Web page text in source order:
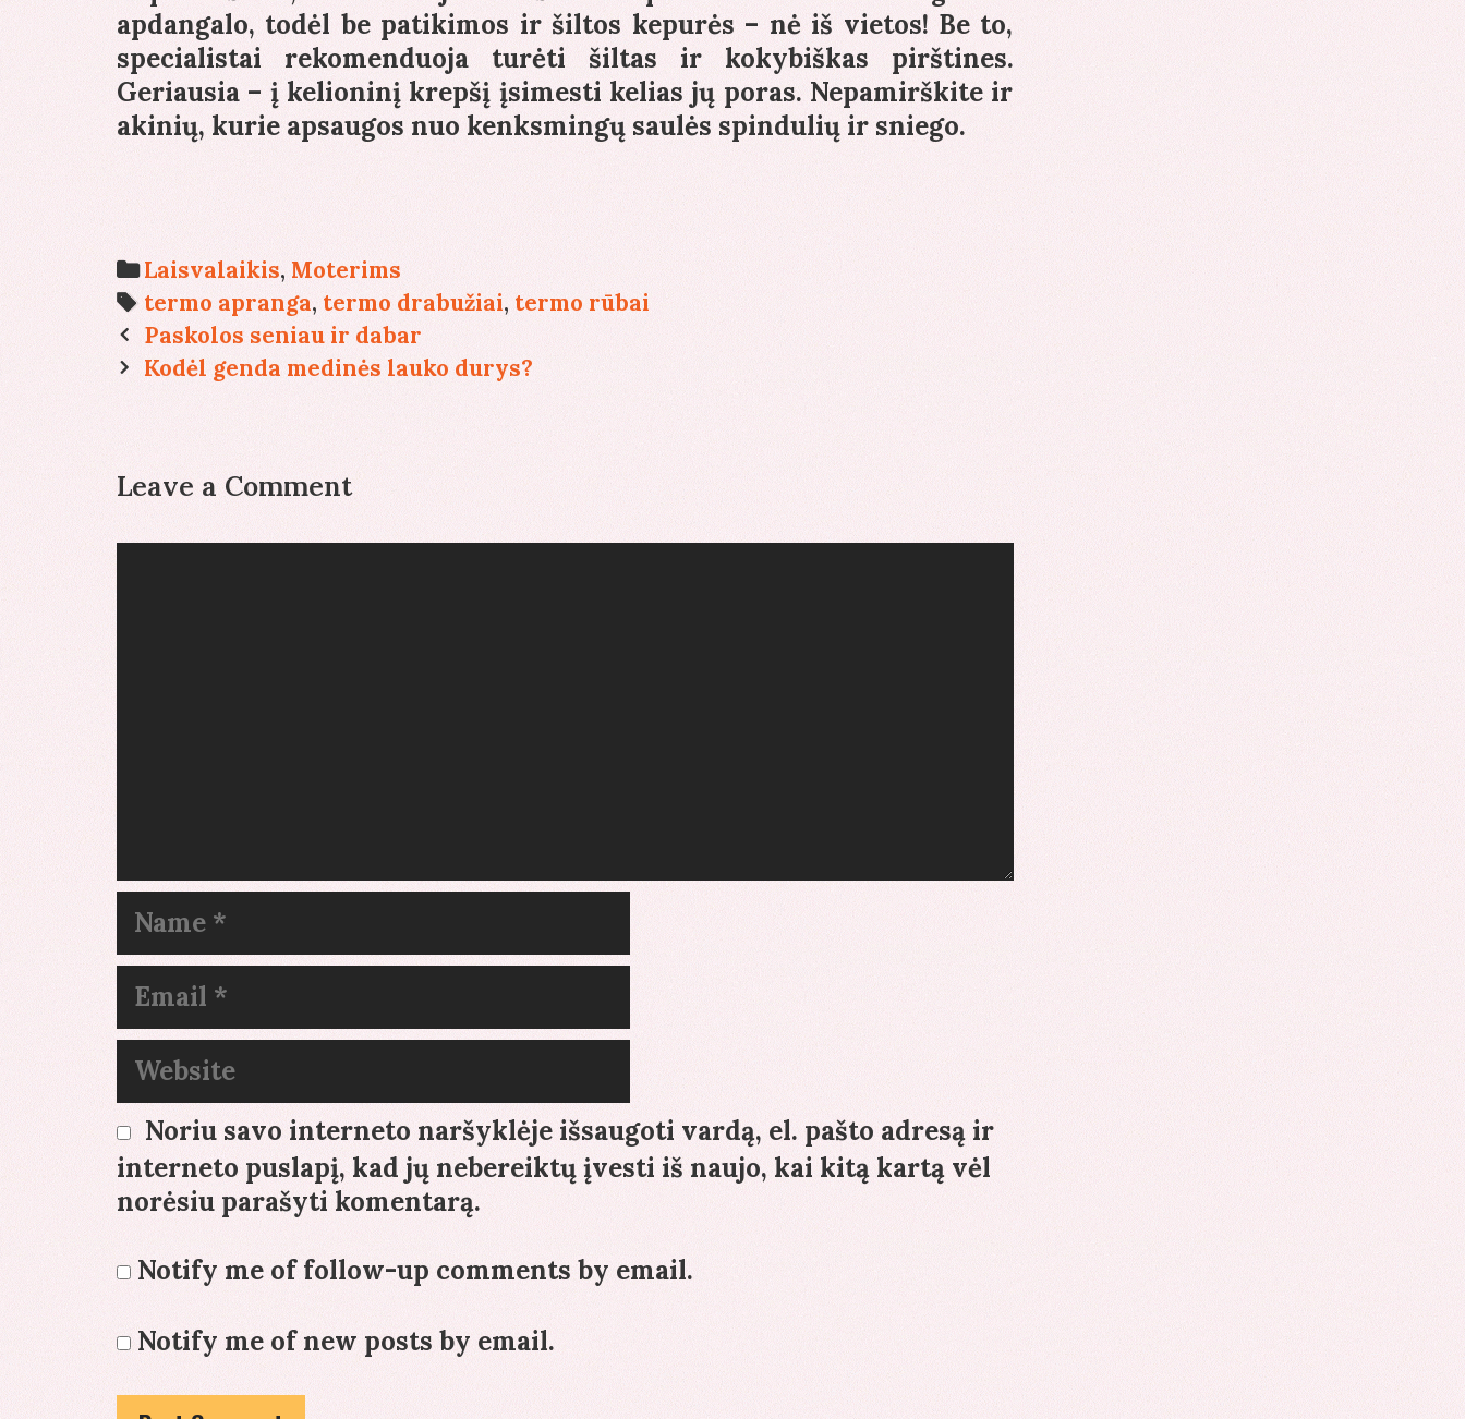
apdangalo, todėl be patikimos ir šiltos kepurės – nė iš vietos! Be to,
specialistai rekomenduoja turėti šiltas ir kokybiškas pirštines.
Geriausia – į kelioninį krepšį įsimesti kelias jų poras. Nepamirškite ir
akinių, kurie apsaugos nuo kenksmingų saulės spindulių ir sniego.
Categories
Laisvalaikis, Moterims
Tags
termo apranga, termo drabužiai, termo rūbai
Post
navigation
Paskolos seniau ir dabar
Kodėl genda medinės lauko durys?
Leave a Comment
Name
Email
Website
Noriu savo interneto naršyklėje išsaugoti vardą, el. pašto adresą ir
interneto puslapį, kad jų nebereiktų įvesti iš naujo, kai kitą kartą vėl
norėsiu parašyti komentarą.
Notify me of follow-up comments by email.
Notify me of new posts by email.